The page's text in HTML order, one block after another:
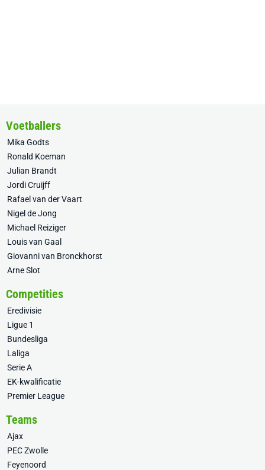
Voetballers
Mika Godts
Ronald Koeman
Julian Brandt
Jordi Cruijff
Rafael van der Vaart
Nigel de Jong
Michael Reiziger
Louis van Gaal
Giovanni van Bronckhorst
Arne Slot
Competities
Eredivisie
Ligue 1
Bundesliga
Laliga
Serie A
EK-kwalificatie
Premier League
Teams
Ajax
PEC Zwolle
Feyenoord